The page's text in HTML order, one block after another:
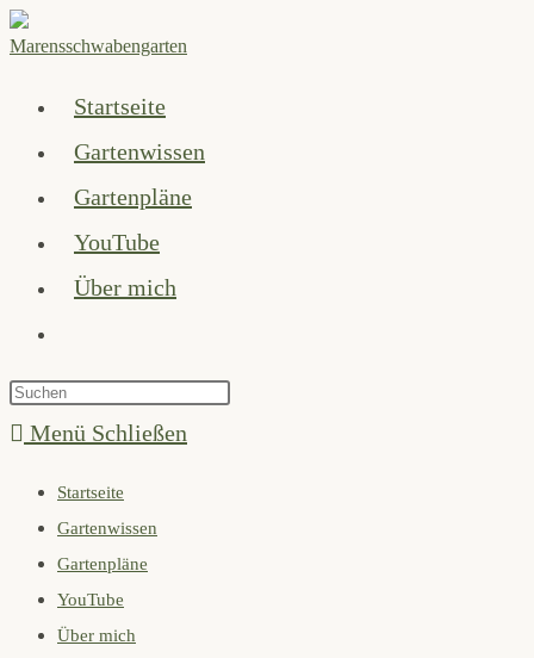
Zum
Inhalt
Startseite
Gartenwissen
Gartenpläne
YouTube
Über mich
Suche
umschalten
Menü Schließen
Startseite
Gartenwissen
Gartenpläne
YouTube
Über mich